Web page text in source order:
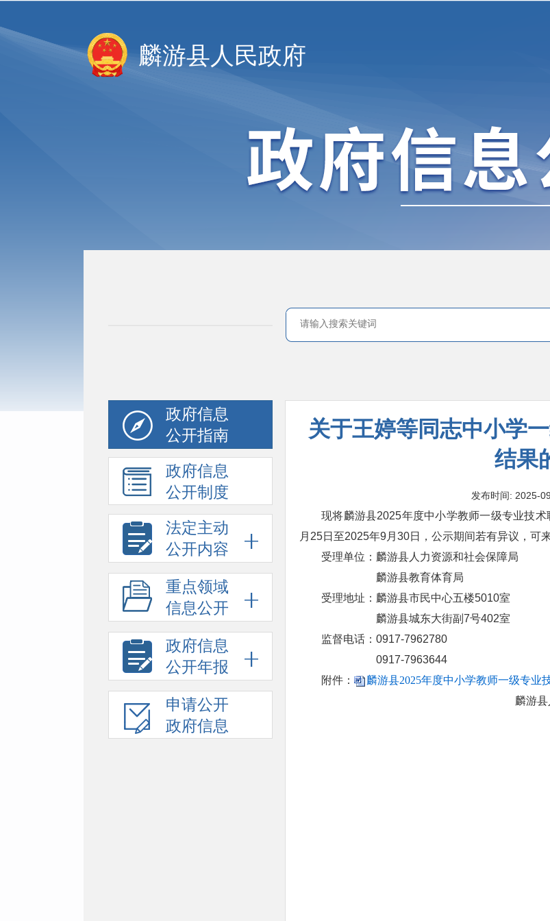
麟游县人民政府
政府信息
公开指南
政府信息
公开制度
法定主动
公开内容
重点领域
信息公开
政府信息
公开年报
申请公开
政府信息
关于王婷等同志中小学
结果
发布时间: 2025-
现将麟游县2025年度中小学教师一级专业技
月25日至2025年9月30日，公示期间若有异议，可
受理单位：麟游县人力资源和社会保障局
麟游县教育体育局
受理地址：麟游县市民中心五楼5010室
麟游县城东大街副7号402室
监督电话：0917-7962780
0917-7963644
附件：
麟游县2025年度中小学教师一级专业
麟游